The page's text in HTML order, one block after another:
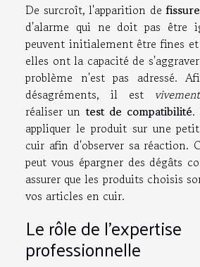
De surcroît, l'apparition de
d'alarme qui ne doit pas être
peuvent initialement être fines
elles ont la capacité de
problème n'est pas adressé.
désagréments, il est
réaliser untest de compatibilité.
appliquer le produit sur une
cuir afin d'observer sa réaction.
peut vous épargner des dégâts
assurer que les produits choisis
vos articles en cuir.
Le rôle de l'expertise
professionnelle